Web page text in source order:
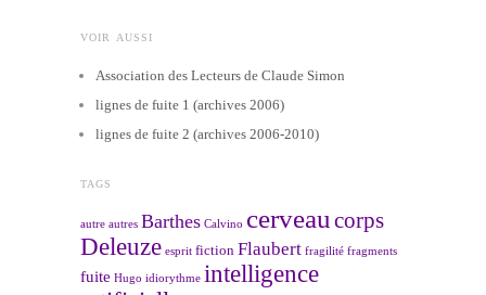
VOIR AUSSI
Association des Lecteurs de Claude Simon
lignes de fuite 1 (archives 2006)
lignes de fuite 2 (archives 2006-2010)
TAGS
autre autres Barthes Calvino cerveau corps
Deleuze esprit fiction Flaubert fragilité fragments
fuite Hugo idiorythme intelligence